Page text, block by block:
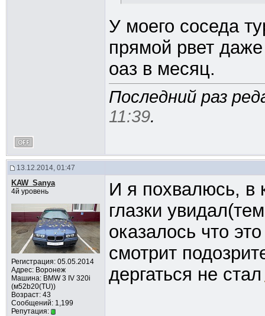
У моего соседа
прямой рвет
оаз в месяц.
Последний раз
11:39.
13.12.2014, 01:47
KAW_Sanya
4й уровень
Регистрация: 05.05.2014
Адрес: Воронеж
Машина: BMW 3 IV 320i
(м52b20(TU))
Возраст: 43
Сообщений: 1,199
Репутация:
И я похвалюсь, в
глазки
оказалось что
смотрит
дергаться не стал